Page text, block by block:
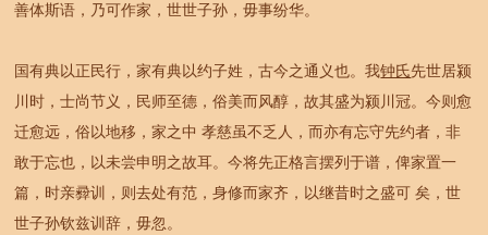
善体斯语，乃可作家，世世子孙，毋事纷华。
国有典以正民行，家有典以约子姓，古今之通义也。我钟氏先世居颍
川时，士尚节义，民师至德，俗美而风醇，故其盛为颍川冠。今则愈
迁愈远，俗以地移，家之中 孝慈虽不乏人，而亦有忘守先约者，非
敢于忘也，以未尝申明之故耳。今将先正格言摆列于谱，俾家置一
篇，时亲彛训，则去处有范，身修而家齐，以继昔时之盛可 矣，世
世子孙钦兹训辞，毋忽。